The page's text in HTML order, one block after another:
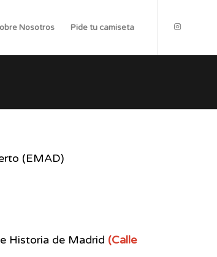
Nosotros Pide tu camiseta
(EMAD)
Historia de Madrid (Calle